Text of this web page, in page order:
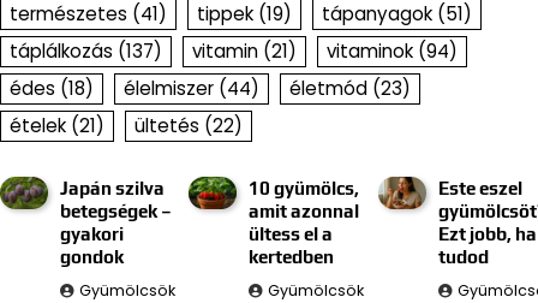
természetes (41) tippek (19) tápanyagok (51)
táplálkozás (137) vitamin (21) vitaminok (94)
édes (18) élelmiszer (44) életmód (23)
ételek (21) ültetés (22)
Japán szilva
betegségek –
gyakori
gondok
Gyümölcsök
10 gyümölcs,
amit azonnal
ültess el a
kertedben
Gyümölcsök
Este eszel
Ezt jobb, ha
tudod